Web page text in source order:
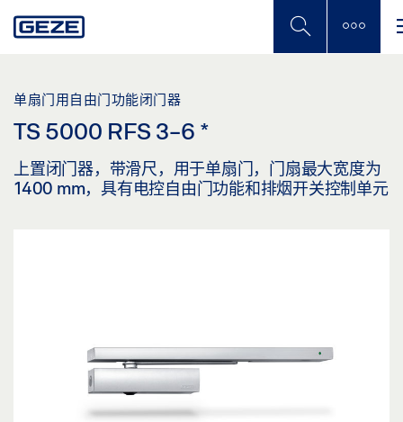
to
单扇门用自由门功能闭门器
TS 5000 RFS 3-6 *
上置闭门器，带滑尺，用于单扇门，门扇最大宽度为
1400 mm，具有电控自由门功能和排烟开关控制单元